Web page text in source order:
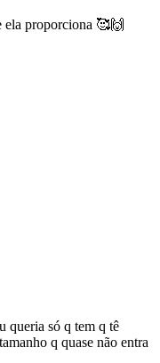
ela proporciona 🥰🙌
queria só q tem q tê
q quase não entra